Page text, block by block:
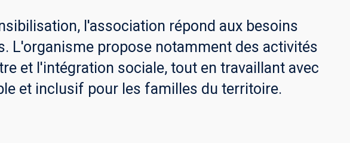
l'association répond aux besoins
L'organisme propose notamment des activités
et l'intégration sociale, tout en travaillant avec
et inclusif pour les familles du territoire.